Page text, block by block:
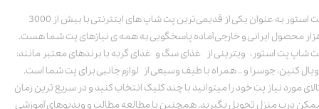
پت استور به عنوان یکی از قدیمی‌ترین پت شاپ های اینترنتی با بیش از 3000
محصول ایرانی و خارجی آماده پاسخگویی به همه ی نیازهای پت شما هست.
شاپ پت استور، ویترینی از غذای سگ و غذای گربه با برندهای معتبر مانند:
کنین، جوسرا و .. همراه با طیف وسیعی از لوازم جانبی برای پت شما است.
مورد نیاز پت خود را میتوانید با چند کلیک انتخاب کنید و در سریع ترین زمان
درب منزل تحویل بگیرید. همچنین با مطالعه مطالب و ویدیوهای آموزشی